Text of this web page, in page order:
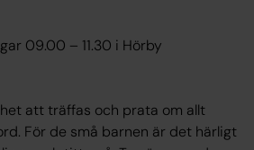
09.00 – 11.30 i Hörby
att träffas och prata om allt
För de små barnen är det härligt